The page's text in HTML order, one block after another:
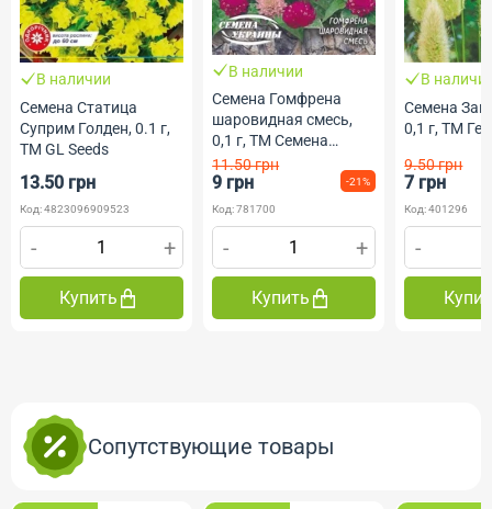
В наличии
Семена Статица
Суприм Голден, 0.1 г,
ТМ GL Seeds
13.50 грн
Код: 4823096909523
- +
Купить
В наличии
Семена Гомфрена
шаровидная смесь,
0,1 г, ТМ Семена
Украины
11.50 грн
9 грн -21%
Код: 781700
- +
Купить
В
Семена
0,1 г, ТМ
9.50 грн
7 грн
Код: 401296
-
Сопутствующие товары